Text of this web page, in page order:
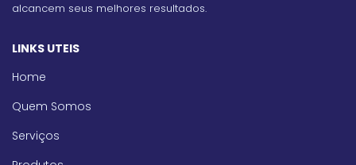
alcancem seus melhores resultados.
LINKS UTEIS
Home
Quem Somos
Serviços